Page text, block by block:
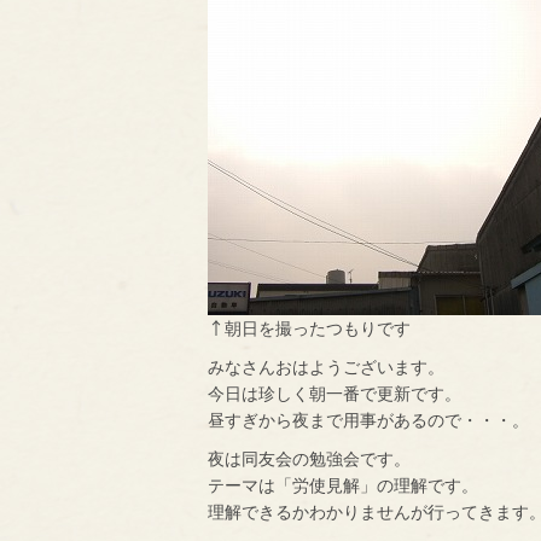
↑朝日を撮ったつもりです
みなさんおはようございます。
今日は珍しく朝一番で更新です。
昼すぎから夜まで用事があるので・・・。
夜は同友会の勉強会です。
テーマは「労使見解」の理解です。
理解できるかわかりませんが行ってきます